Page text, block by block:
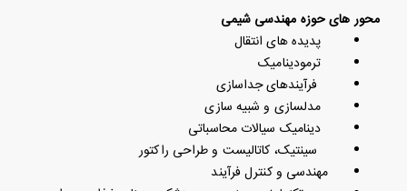
محور های حوزه مهندسی شیمی
پدیده های انتقال
ترمودینامیک
فرآیندهای جداسازی
مدلسازی و شبیه سازی
دینامیک سیالات محاسباتی
سینتیک، کاتالیست و طراحی راکتور
مهندسی و کنترل فرآیند